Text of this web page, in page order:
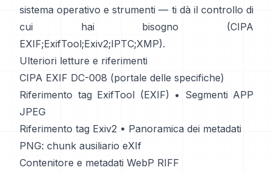
sistema operativo e strumenti — ti dà il controllo di
cui hai bisogno (CIPA
EXIF;ExifTool;Exiv2;IPTC;XMP).
Ulteriori letture e riferimenti
CIPA EXIF DC-008 (portale delle specifiche)
Riferimento tag ExifTool (EXIF) • Segmenti APP
JPEG
Riferimento tag Exiv2 • Panoramica dei metadati
PNG: chunk ausiliario eXIf
Contenitore e metadati WebP RIFF